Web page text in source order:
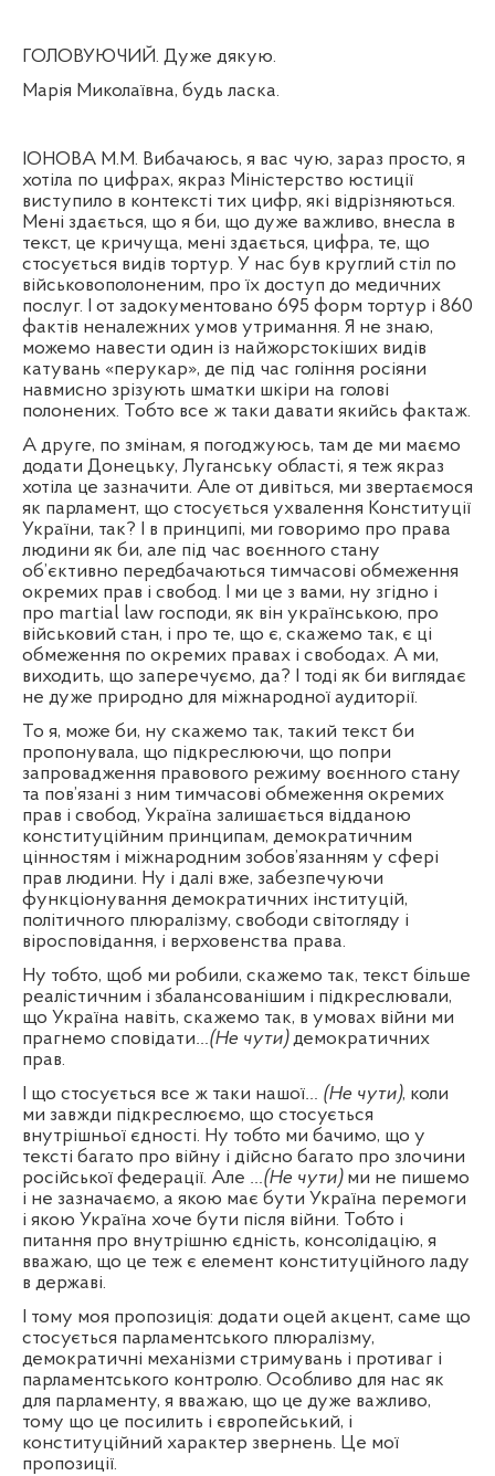
ГОЛОВУЮЧИЙ. Дуже дякую.
Марія Миколаївна, будь ласка.
ІОНОВА М.М. Вибачаюсь, я вас чую, зараз просто, я
хотіла по цифрах, якраз Міністерство юстиції
виступило в контексті тих цифр, які відрізняються.
Мені здається, що я би, що дуже важливо, внесла в
текст, це кричуща, мені здається, цифра, те, що
стосується видів тортур. У нас був круглий стіл по
військовополоненим, про їх доступ до медичних
послуг. І от задокументовано 695 форм тортур і 860
фактів неналежних умов утримання. Я не знаю,
можемо навести один із найжорстокіших видів
катувань «перукар», де під час гоління росіяни
навмисно зрізують шматки шкіри на голові
полонених. Тобто все ж таки давати якийсь фактаж.
А друге, по змінам, я погоджуюсь, там де ми маємо
додати Донецьку, Луганську області, я теж якраз
хотіла це зазначити. Але от дивіться, ми звертаємося
як парламент, що стосується ухвалення Конституції
України, так? І в принципі, ми говоримо про права
людини як би, але під час воєнного стану
об’єктивно передбачаються тимчасові обмеження
окремих прав і свобод. І ми це з вами, ну згідно і
про martial law господи, як він українською, про
військовий стан, і про те, що є, скажемо так, є ці
обмеження по окремих правах і свободах. А ми,
виходить, що заперечуємо, да? І тоді як би виглядає
не дуже природно для міжнародної аудиторії.
То я, може би, ну скажемо так, такий текст би
пропонувала, що підкреслюючи, що попри
запровадження правового режиму воєнного стану
та пов’язані з ним тимчасові обмеження окремих
прав і свобод, Україна залишається відданою
конституційним принципам, демократичним
цінностям і міжнародним зобов’язанням у сфері
прав людини. Ну і далі вже, забезпечуючи
функціонування демократичних інституцій,
політичного плюралізму, свободи світогляду і
віросповідання, і верховенства права.
Ну тобто, щоб ми робили, скажемо так, текст більше
реалістичним і збалансованішим і підкреслювали,
що Україна навіть, скажемо так, в умовах війни ми
прагнемо сповідати…(Не чути)демократичних
прав.
І що стосується все ж таки нашої… (Не чути), коли
ми завжди підкреслюємо, що стосується
внутрішньої єдності. Ну тобто ми бачимо, що у
тексті багато про війну і дійсно багато про злочини
російської федерації. Але …(Не чути) ми не пишемо
і не зазначаємо, а якою має бути Україна перемоги
і якою Україна хоче бути після війни. Тобто і
питання про внутрішню єдність, консолідацію, я
вважаю, що це теж є елемент конституційного ладу
в державі.
І тому моя пропозиція: додати оцей акцент, саме що
стосується парламентського плюралізму,
демократичні механізми стримувань і противаг і
парламентського контролю. Особливо для нас як
для парламенту, я вважаю, що це дуже важливо,
тому що це посилить і європейський, і
конституційний характер звернень. Це мої
пропозиції.